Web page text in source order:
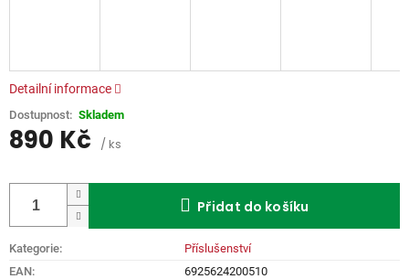
890 Kč / ks
cena:
Skladem
Kategorie:
Příslušenství
EAN: 6925624200510
Přidat do košíku
Detailní informace